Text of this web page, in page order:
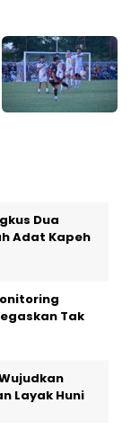
Dua
Adat Kapeh
Tak
Layak Huni